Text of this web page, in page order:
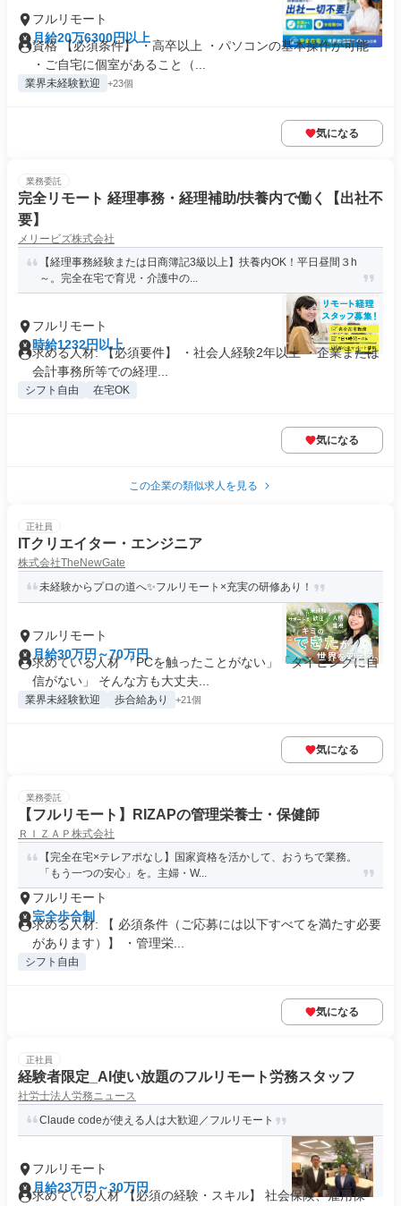
フルリモート
月給20万6300円以上
資格 【必須条件】 ・高卒以上 ・パソコンの基本操作が可能
・ご自宅に個室があること（...
業界未経験歓迎 +23個
気になる
業務委託
完全リモート 経理事務・経理補助/扶養内で働く【出社不
要】
メリービズ株式会社
【経理事務経験または日商簿記3級以上】扶養内OK！平日昼間３h
～。完全在宅で育児・介護中の...
フルリモート
時給1232円以上
求める人材: 【必須要件】 ・社会人経験2年以上 ・企業または
会計事務所等での経理...
シフト自由 在宅OK
気になる
この企業の類似求人を見る
正社員
ITクリエイター・エンジニア
株式会社TheNewGate
未経験からプロの道へ✨フルリモート×充実の研修あり！
フルリモート
月給30万円～70万円
求めている人材 「PCを触ったことがない」「タイピングに自
信がない」 そんな方も大丈夫...
業界未経験歓迎 歩合給あり +21個
気になる
業務委託
【フルリモート】RIZAPの管理栄養士・保健師
ＲＩＺＡＰ株式会社
【完全在宅×テレアポなし】国家資格を活かして、おうちで業務。
「もう一つの安心」を。主婦・W...
フルリモート
完全歩合制
求める人材: 【 必須条件（ご応募には以下すべてを満たす必要
があります）】 ・管理栄...
シフト自由
気になる
正社員
経験者限定_AI使い放題のフルリモート労務スタッフ
社労士法人労務ニュース
Claude codeが使える人は大歓迎／フルリモート
フルリモート
月給23万円～30万円
求めている人材 【必須の経験・スキル】 社会保険、雇用保